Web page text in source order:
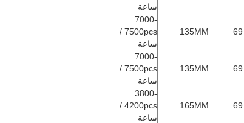
ساعة
69
135MM
7000-
7500pcs /
ساعة
69
135MM
7000-
7500pcs /
ساعة
69
165MM
3800-
4200pcs /
ساعة